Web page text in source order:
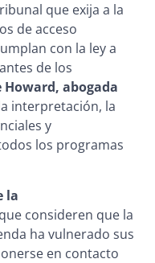
que exija a la
de acceso
con la ley a
de los
abogada
interpretación, la
y
los programas
la
consideren que la
ha vulnerado sus
en contacto